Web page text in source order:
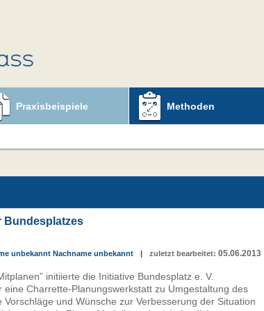
Methoden
Praxisbeispiele
Bundesplatzes
zuletzt bearbeitet: 05.06.2013
|
unbekannt Nachname unbekannt
initiierte die Initiative Bundesplatz e. V.
Charrette-Planungswerkstatt zu Umgestaltung des
und Wünsche zur Verbesserung der Situation